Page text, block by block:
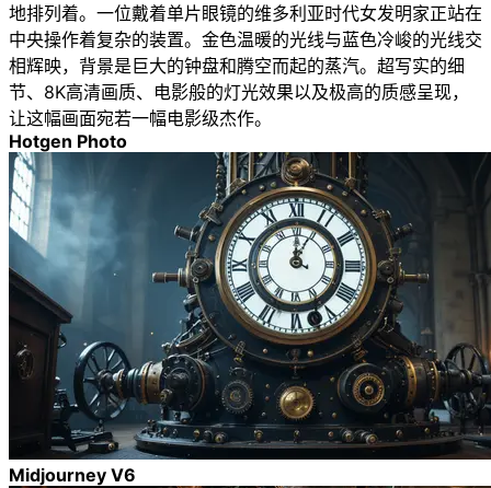
地排列着。一位戴着单片眼镜的维多利亚时代女发明家正站在
中央操作着复杂的装置。金色温暖的光线与蓝色冷峻的光线交
相辉映，背景是巨大的钟盘和腾空而起的蒸汽。超写实的细
节、8K高清画质、电影般的灯光效果以及极高的质感呈现，
让这幅画面宛若一幅电影级杰作。
Hotgen Photo
Midjourney V6